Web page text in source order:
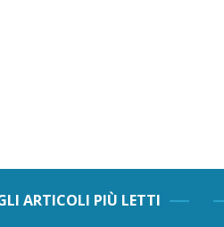
ARTICOLI PIÙ LETTI